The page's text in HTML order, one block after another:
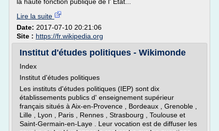
Lire la suite
Date: 2017-07-10 20:21:06
Site : https://fr.wikipedia.org
Institut d'études politiques - Wikimonde
Index
Institut d'études politiques
Les instituts d'études politiques (IEP) sont dix
établissements publics d' enseignement supérieur
français situés à Aix-en-Provence , Bordeaux , Grenoble ,
Lille , Lyon , Paris , Rennes , Strasbourg , Toulouse et
Saint-Germain-en-Laye . Leur vocation est de diffuser les